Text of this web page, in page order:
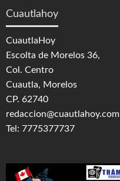
Cuautlahoy
CuautlaHoy
Escolta de Morelos 36,
Col. Centro
Cuautla, Morelos
CP. 62740
redaccion@cuautlahoy.com
Tel: 7775377737